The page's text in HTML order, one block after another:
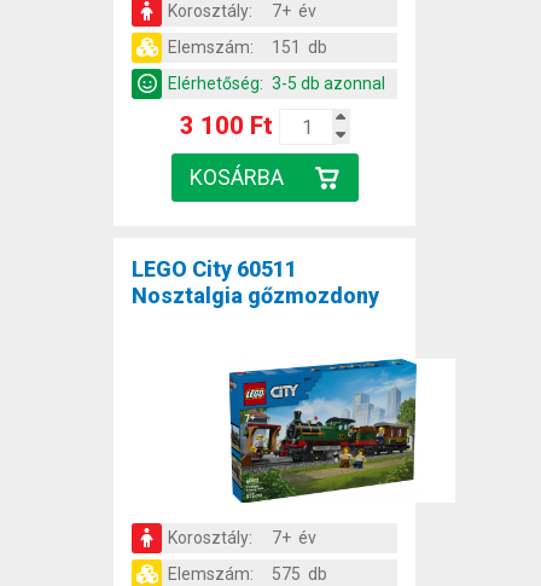
Korosztály:
7+ év
Elemszám:
151 db
Elérhetőség: 3-5 db azonnal
3 100 Ft
LEGO City 60511
Nosztalgia gőzmozdony
Korosztály:
7+ év
Elemszám:
575 db